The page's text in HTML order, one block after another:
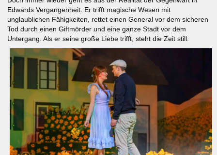
Edwards Vergangenheit. Er trifft magische Wesen mit
unglaublichen Fähigkeiten, rettet einen General vor dem sicheren
Tod durch einen Giftmörder und eine ganze Stadt vor dem
Untergang. Als er seine große Liebe trifft, steht die Zeit still.